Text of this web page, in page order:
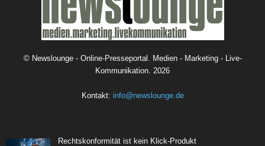
© Newslounge - Online-Presseportal. Medien - Marketing - Live-
Kommunikation. 2026
Kontakt: info@newslounge.de
Rechtskonformität ist kein Klick-Produkt